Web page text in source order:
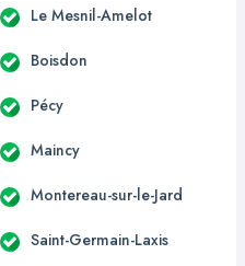
Le Mesnil-Amelot
Boisdon
Pécy
Maincy
Montereau-sur-le-Jard
Saint-Germain-Laxis